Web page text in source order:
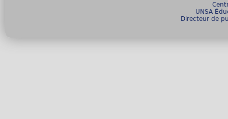
UNSA
Directeur de